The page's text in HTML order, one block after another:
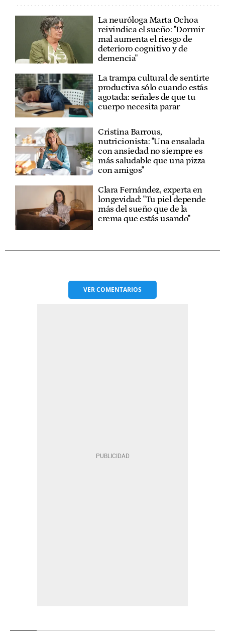
La neuróloga Marta Ochoa
reivindica el sueño: "Dormir
mal aumenta el riesgo de
deterioro cognitivo y de
demencia"
La trampa cultural de sentirte
productiva sólo cuando estás
agotada: señales de que tu
cuerpo necesita parar
Cristina Barrous,
nutricionista: "Una ensalada
con ansiedad no siempre es
más saludable que una pizza
con amigos"
Clara Fernández, experta en
longevidad: "Tu piel depende
más del sueño que de la
crema que estás usando"
VERCOMENTARIOS